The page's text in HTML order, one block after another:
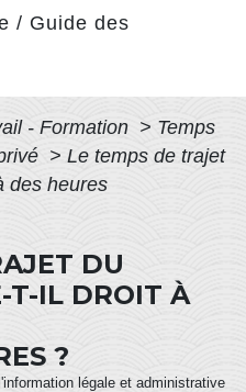
/ Guide des
- Formation > Temps
> Le temps de trajet
des heures
DU
T-IL DROIT À
?
légale et administrative